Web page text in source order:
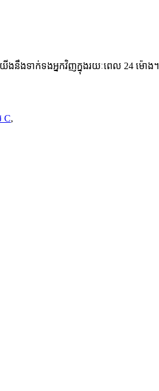
ងទាក់ទងអ្នកវិញក្នុងរយៈពេល 24 ម៉ោង។
C,